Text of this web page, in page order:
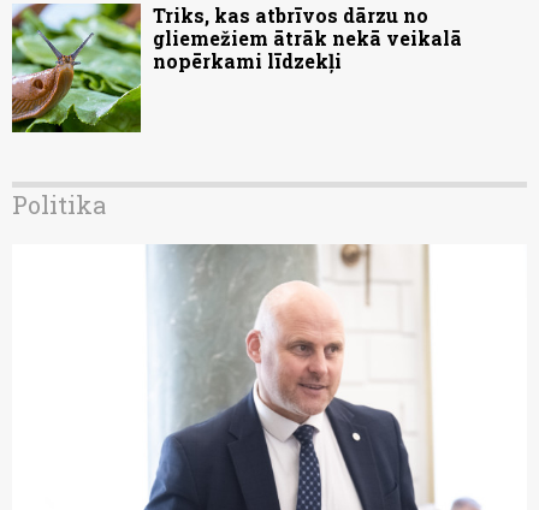
Triks, kas atbrīvos dārzu no
gliemežiem ātrāk nekā veikalā
nopērkami līdzekļi
Politika